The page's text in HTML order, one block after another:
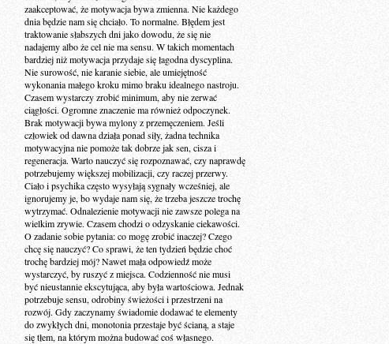
zaakceptować, że motywacja bywa zmienna. Nie każdego
dnia będzie nam się chciało. To normalne. Błędem jest
traktowanie słabszych dni jako dowodu, że się nie
nadajemy albo że cel nie ma sensu. W takich momentach
bardziej niż motywacja przydaje się łagodna dyscyplina.
Nie surowość, nie karanie siebie, ale umiejętność
wykonania małego kroku mimo braku idealnego nastroju.
Czasem wystarczy zrobić minimum, aby nie zerwać
ciągłości. Ogromne znaczenie ma również odpoczynek.
Brak motywacji bywa mylony z przemęczeniem. Jeśli
człowiek od dawna działa ponad siły, żadna technika
motywacyjna nie pomoże tak dobrze jak sen, cisza i
regeneracja. Warto nauczyć się rozpoznawać, czy naprawdę
potrzebujemy większej mobilizacji, czy raczej przerwy.
Ciało i psychika często wysyłają sygnały wcześniej, ale
ignorujemy je, bo wydaje nam się, że trzeba jeszcze trochę
wytrzymać. Odnalezienie motywacji nie zawsze polega na
wielkim zrywie. Czasem chodzi o odzyskanie ciekawości.
O zadanie sobie pytania: co mogę zrobić inaczej? Czego
chcę się nauczyć? Co sprawi, że ten tydzień będzie choć
trochę bardziej mój? Nawet mała odpowiedź może
wystarczyć, by ruszyć z miejsca. Codzienność nie musi
być nieustannie ekscytująca, aby była wartościowa. Jednak
potrzebuje sensu, odrobiny świeżości i przestrzeni na
rozwój. Gdy zaczynamy świadomie dodawać te elementy
do zwykłych dni, monotonia przestaje być ścianą, a staje
się tłem, na którym można budować coś własnego.